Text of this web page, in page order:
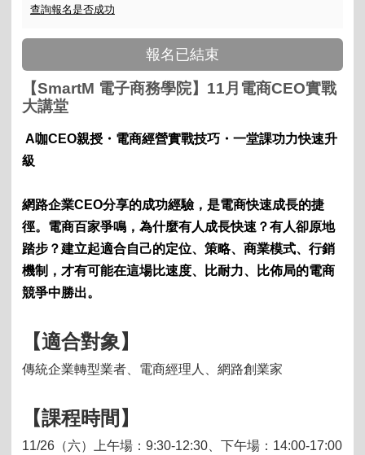
查詢報名是否成功
報名已結束
【SmartM 電子商務學院】11月電商CEO實戰
大講堂
A咖CEO親授・電商經營實戰技巧・一堂課功力快速升
級
網路企業CEO分享的成功經驗，是電商快速成長的捷
徑。電商百家爭鳴，為什麼有人成長快速？有人卻原地
踏步？建立起適合自己的定位、策略、商業模式、行銷
機制，才有可能在這場比速度、比耐力、比佈局的電商
競爭中勝出。
【適合對象】
傳統企業轉型業者、電商經理人、網路創業家
【課程時間】
11/26 （六）上午場：9:30-12:30 、下午場： 14:00-17:00